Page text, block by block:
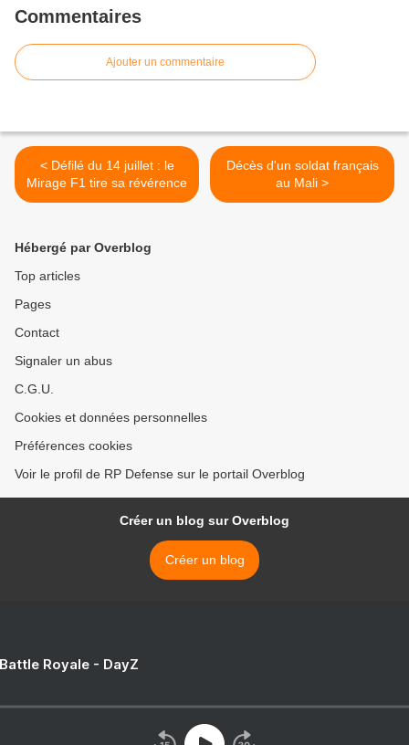
Commentaires
Ajouter un commentaire
< Défilé du 14 juillet : le
Mirage F1 tire sa révérence
Décès d'un soldat français
au Mali >
Hébergé par Overblog
Top articles
Pages
Contact
Signaler un abus
C.G.U.
Cookies et données personnelles
Préférences cookies
Voir le profil de RP Defense sur le portail Overblog
Créer un blog sur Overblog
Créer un blog
Royale - DayZ